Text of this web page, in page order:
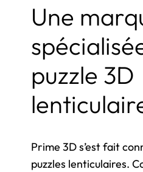
Une
puzzle 3D
Prime 3D s’est fait
puzzles lenticulaires.